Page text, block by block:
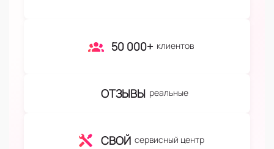
50 000+ клиентов
ОТЗЫВЫ реальные
СВОЙ сервисный центр